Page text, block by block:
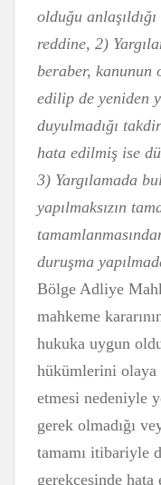
olduğu
reddine, 2)
beraber, kanunun
edilip de yeniden
duyulmadığı
hata edilmiş ise
3) Yargılamada
yapılmaksızın
duruşma
Bölge Adliye
mahkeme
hukuka uygun
hükümlerini olaya
etmesi nedeniyle
gerek olmadığı
tamamı itibariyle
gerekçesinde